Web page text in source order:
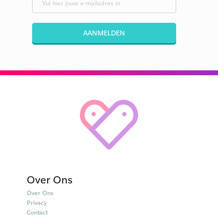
AANMELDEN
Over Ons
Over Ons
Privacy
Contact